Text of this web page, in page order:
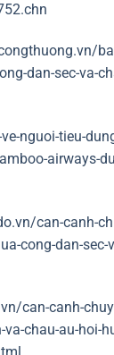
dan-sec-va-
nguoi-tieu-
airways-
can-canh-
cong-dan-sec-
can-canh-
va-chau-au-hoi-